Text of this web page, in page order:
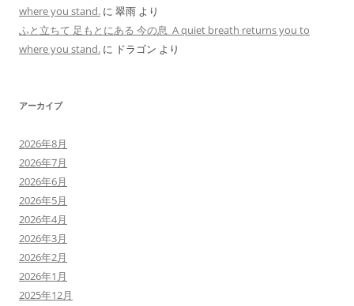
where you stand. に 翠雨 より
ふと立ちて 足もとにある 今の息 A quiet breath returns you to
where you stand. に ドラゴン より
アーカイブ
2026年8月
2026年7月
2026年6月
2026年5月
2026年4月
2026年3月
2026年2月
2026年1月
2025年12月